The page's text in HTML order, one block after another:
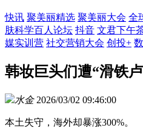
快讯 聚美丽精选 聚美丽大会 全
肤科学百人论坛 抖音 文君下午
媒实训营 社交营销大会 创投+
韩妆巨头们遭“滑铁
水金 2026/03/02 09:46:00
本土失守，海外却暴涨300%。